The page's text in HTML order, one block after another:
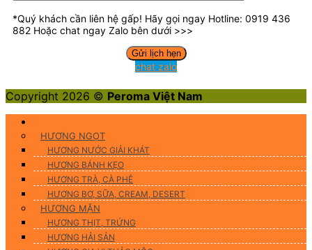
*Quý khách cần liên hệ gấp! Hãy gọi ngay Hotline: 0919 436
882 Hoặc chat ngay Zalo bên dưới >>>
chat zalo
Copyright 2026 © Peroma Việt Nam
HƯƠNG NGỌT
HƯƠNG NƯỚC GIẢI KHÁT
HƯƠNG BÁNH KẸO
HƯƠNG TRÀ, CÀ PHÊ
HƯƠNG BƠ, SỮA, CREAM, DESERT
HƯƠNG MẶN
HƯƠNG THỊT, TRỨNG
HƯƠNG HẢI SẢN